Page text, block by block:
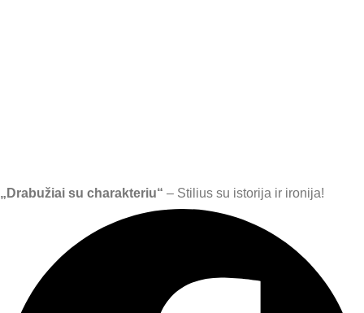
„Drabužiai su charakteriu“ – Stilius su istorija ir ironija!